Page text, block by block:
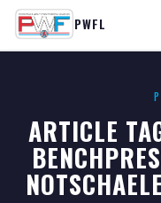
PWFL
ARTICLE